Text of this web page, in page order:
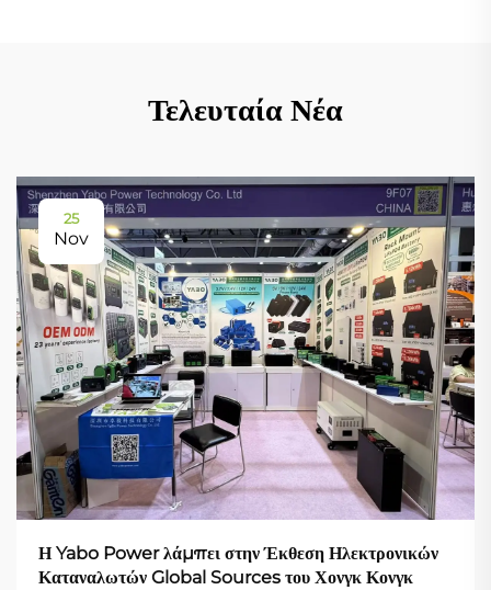
Τελευταία Νέα
25
Nov
Η Yabo Power λάμπει στην Έκθεση Ηλεκτρονικών
Καταναλωτών Global Sources του Χονγκ Κονγκ